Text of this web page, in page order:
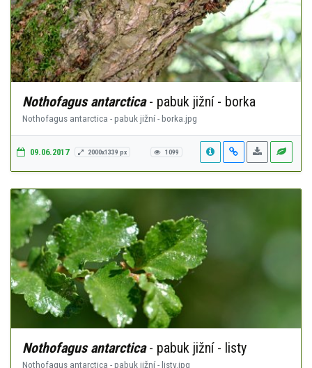
Nothofagus antarctica- pabuk jižní - borka
Nothofagus antarctica - pabuk jižní - borka.jpg
09.06.2017 2000x1339 px 1099
Nothofagus antarctica- pabuk jižní - listy
Nothofagus antarctica - pabuk jižní - listy.jpg